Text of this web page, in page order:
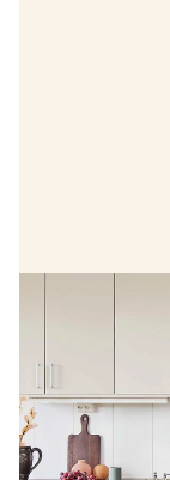
Erbjudande
Köp nu,
tillbaka
gamla